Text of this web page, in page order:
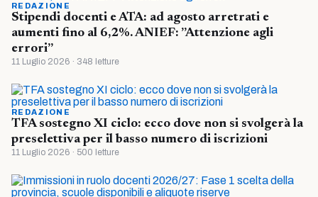
REDAZIONE
Stipendi docenti e ATA: ad agosto arretrati e
aumenti fino al 6,2%. ANIEF: ”Attenzione agli
errori”
11 Luglio 2026 · 348 letture
REDAZIONE
TFA sostegno XI ciclo: ecco dove non si svolgerà la
preselettiva per il basso numero di iscrizioni
11 Luglio 2026 · 500 letture